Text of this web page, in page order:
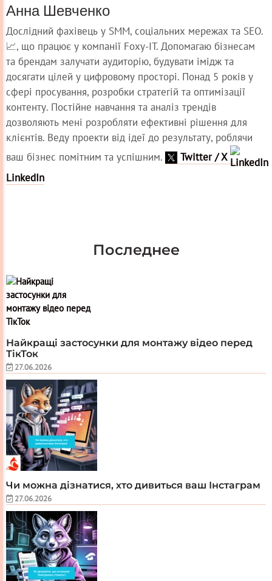
Анна Шевченко
Дослідний фахівець у SMM, соціальних мережах та SEO.
📈, що працює у компанії Foxy-IT. Допомагаю бізнесам
та брендам залучати аудиторію, будувати імідж та
досягати цілей у цифровому просторі. Понад 5 років у
сфері просування, розробки стратегій та оптимізації
контенту. Постійне навчання та аналіз трендів
дозволяють мені розробляти ефективні рішення для
клієнтів. Веду проекти від ідеї до результату, роблячи
ваш бізнес помітним та успішним.
Twitter / X
LinkedIn
Последнее
Найкращі застосунки для монтажу відео перед
ТікТок
27.06.2026
Чи можна дізнатися, хто дивиться ваш Інстаграм
27.06.2026